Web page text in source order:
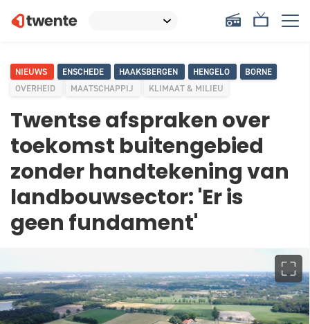
NIEUWS ENSCHEDE HAAKSBERGEN HENGELO
BORNE
OVERHEID
MAATSCHAPPIJ KLIMAAT & MILIEU
Twentse afspraken over
toekomst buitengebied
zonder handtekening van
landbouwsector: 'Er is
geen fundament'